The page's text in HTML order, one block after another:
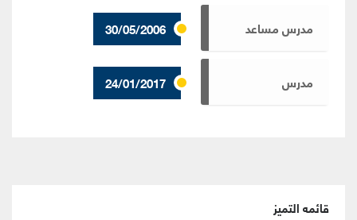
30/05/2006 مدرس مساعد
24/01/2017 مدرس
قائمه التميز